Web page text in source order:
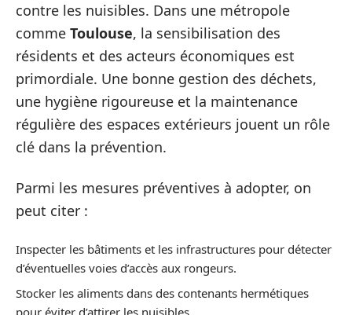
contre les nuisibles. Dans une métropole
comme Toulouse, la sensibilisation des
résidents et des acteurs économiques est
primordiale. Une bonne gestion des déchets,
une hygiène rigoureuse et la maintenance
régulière des espaces extérieurs jouent un rôle
clé dans la prévention.
Parmi les mesures préventives à adopter, on
peut citer :
Inspecter les bâtiments et les infrastructures pour détecter
d’éventuelles voies d’accès aux rongeurs.
Stocker les aliments dans des contenants hermétiques
pour éviter d’attirer les nuisibles.